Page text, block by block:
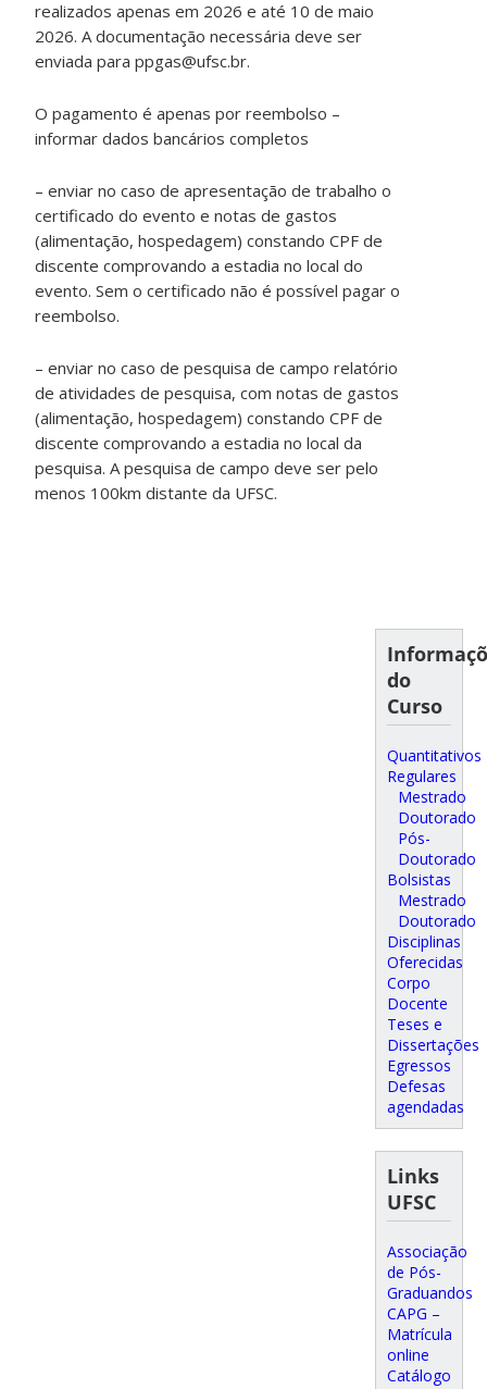
realizados apenas em 2026 e até 10 de maio
2026. A documentação necessária deve ser
enviada para ppgas@ufsc.br.
O pagamento é apenas por reembolso –
informar dados bancários completos
– enviar no caso de apresentação de trabalho o
certificado do evento e notas de gastos
(alimentação, hospedagem) constando CPF de
discente comprovando a estadia no local do
evento. Sem o certificado não é possível pagar o
reembolso.
– enviar no caso de pesquisa de campo relatório
de atividades de pesquisa, com notas de gastos
(alimentação, hospedagem) constando CPF de
discente comprovando a estadia no local da
pesquisa. A pesquisa de campo deve ser pelo
menos 100km distante da UFSC.
do
Curso
Quantitativos
Regulares
Mestrado
Doutorado
Pós-
Doutorado
Bolsistas
Mestrado
Doutorado
Disciplinas
Oferecidas
Corpo
Docente
Teses e
Dissertações
Egressos
Defesas
agendadas
Links
UFSC
Associação
de Pós-
Graduandos
CAPG –
Matrícula
online
Catálogo